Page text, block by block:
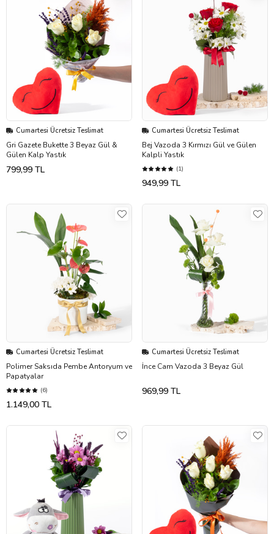
Cumartesi Ücretsiz Teslimat
Gri Gazete Bukette 3 Beyaz Gül &
Gülen Kalp Yastık
799,99 TL
Cumartesi Ücretsiz Teslimat
Bej Vazoda 3 Kırmızı Gül ve Gülen
Kalpli Yastık
(1)
949,99 TL
Cumartesi Ücretsiz Teslimat
Polimer Saksıda Pembe Antoryum ve
Papatyalar
(6)
1.149,00 TL
Cumartesi Ücretsiz Teslimat
İnce Cam Vazoda 3 Beyaz Gül
969,99 TL